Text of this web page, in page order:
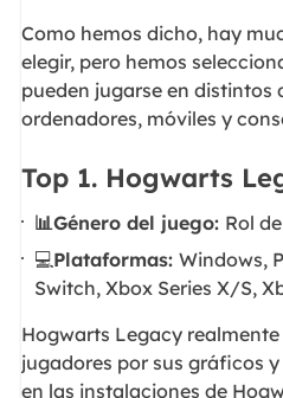
Como hemos dicho, hay
elegir, pero hemos
pueden jugarse en distintos
ordenadores, móviles y
Top 1. Hogwarts
📊Género del juego: Rol
💻Plataformas:Windows,
Switch, Xbox Series X/S,
Hogwarts Legacy
jugadores por sus gráficos
en las instalaciones de